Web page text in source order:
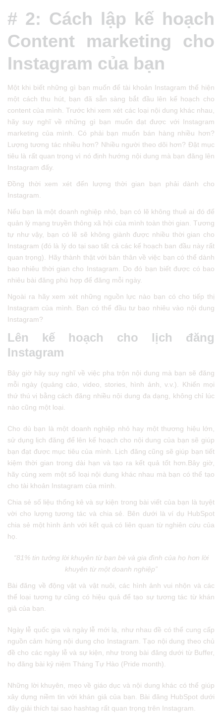
# 2: Cách lập kế hoạch
Content marketing cho
Instagram của bạn
Một khi biết những gì bạn muốn để tài khoản Instagram thể hiện
một cách thu hút, bạn đã sẵn sàng bắt đầu lên kế hoạch cho
content của mình. Trước khi xem xét các loại nội dung khác nhau,
hãy suy nghĩ về những gì bạn muốn đạt được với Instagram
marketing của mình. Có phải bạn muốn bán hàng nhiều hơn?
Lượng tương tác nhiều hơn? Nhiều người theo dõi hơn? Đặt mục
tiêu là rất quan trọng vì nó định hướng nội dung mà bạn đăng lên
Instagram đấy.
Đồng thời xem xét đến lượng thời gian bạn phải dành cho
Instagram.
Nếu bạn là một doanh nghiệp nhỏ, bạn có lẽ không thuê ai đó để
quản lý mạng truyền thông xã hội của mình toàn thời gian. Tương
tự như vậy, bạn có lẽ sẽ không giành được nhiều thời gian cho
Instagram (đó là lý do tại sao tất cả các kế hoạch ban đầu này rất
quan trọng). Hãy thành thật với bản thân về việc bạn có thể dành
bao nhiêu thời gian cho Instagram. Do đó bạn biết được có bao
nhiêu bài đăng phù hợp để đăng mỗi ngày.
Ngoài ra hãy xem xét những nguồn lực nào bạn có cho tiếp thị
Instagram của mình. Bạn có thể đầu tư bao nhiêu vào nội dung
Instagram?
Lên kế hoạch cho lịch đăng
Instagram
Bây giờ hãy suy nghĩ về việc pha trộn nội dung mà bạn sẽ đăng
mỗi ngày (quảng cáo, video, stories, hình ảnh, v.v.). Khiến mọi
thứ thú vị bằng cách đăng nhiều nội dung đa dạng, không chỉ lúc
nào cũng một loại.
Cho dù bạn là một doanh nghiệp nhỏ hay một thương hiệu lớn,
sử dụng lịch đăng để lên kế hoạch cho nội dung của bạn sẽ giúp
bạn đạt được mục tiêu của mình. Lịch đăng cũng sẽ giúp bạn tiết
kiệm thời gian trong dài hạn và tạo ra kết quả tốt hơn.Bây giờ,
hãy cùng xem một số loại nội dung khác nhau mà bạn có thể tạo
cho tài khoản Instagram của mình.
Chia sẻ số liệu thống kê và sự kiện trong bài viết của bạn là tuyệt
vời cho lượng tương tác và chia sẻ. Bên dưới là ví dụ HubSpot
chia sẻ một hình ảnh với kết quả có liên quan từ nghiên cứu của
họ.
“81% tin tưởng lời khuyên từ bạn bè và gia đình của họ hơn lời
khuyên từ một doanh nghiệp”
Bài đăng về động vật và vật nuôi, các hình ảnh vui nhộn và các
thể loại tương tự cũng có hiệu quả để tạo sự tương tác từ khán
giả của bạn.
Ngày lễ quốc gia và ngày lễ mới lạ, như nhau đề có thể cung cấp
nguồn cảm hứng nội dung cho Instagram. Tạo nội dung theo chủ
đề cho các ngày lễ và sự kiện, như trong bài đăng dưới từ Buffer,
họ đăng bài kỷ niệm Tháng Tự Hào (Pride month).
Những lời khuyên, mẹo về giáo dục và nội dung khác có thể giúp
xây dựng niềm tin với khán giả của bạn. Bài đăng HubSpot dưới
đây giải thích tại sao hashtag rất quan trọng trên Instagram.